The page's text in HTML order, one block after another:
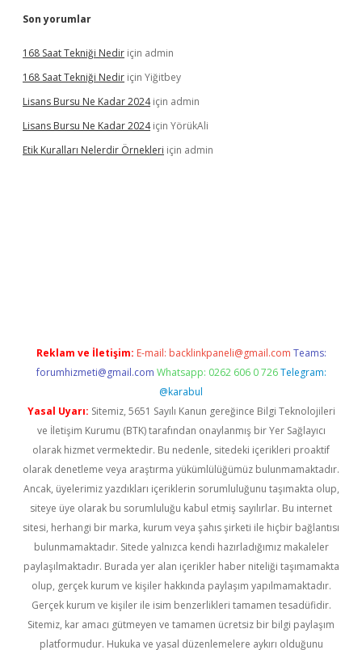
Son yorumlar
168 Saat Tekniği Nedir için admin
168 Saat Tekniği Nedir için Yiğitbey
Lisans Bursu Ne Kadar 2024için admin
Lisans Bursu Ne Kadar 2024için YörükAli
Etik Kuralları Nelerdir Örnekleri için admin
Reklam ve İletişim: E-mail: backlinkpaneli@gmail.com Teams:
forumhizmeti@gmail.com Whatsapp: 0262 606 0 726 Telegram:
@karabul
Yasal Uyarı: Sitemiz, 5651 Sayılı Kanun gereğince Bilgi Teknolojileri
ve İletişim Kurumu (BTK) tarafından onaylanmış bir Yer Sağlayıcı
olarak hizmet vermektedir. Bu nedenle, sitedeki içerikleri proaktif
olarak denetleme veya araştırma yükümlülüğümüz bulunmamaktadır.
Ancak, üyelerimiz yazdıkları içeriklerin sorumluluğunu taşımakta olup,
siteye üye olarak bu sorumluluğu kabul etmiş sayılırlar. Bu internet
sitesi, herhangi bir marka, kurum veya şahıs şirketi ile hiçbir bağlantısı
bulunmamaktadır. Sitede yalnızca kendi hazırladığımız makaleler
paylaşılmaktadır. Burada yer alan içerikler haber niteliği taşımamakta
olup, gerçek kurum ve kişiler hakkında paylaşım yapılmamaktadır.
Gerçek kurum ve kişiler ile isim benzerlikleri tamamen tesadüfidir.
Sitemiz, kar amacı gütmeyen ve tamamen ücretsiz bir bilgi paylaşım
platformudur. Hukuka ve yasal düzenlemelere aykırı olduğunu